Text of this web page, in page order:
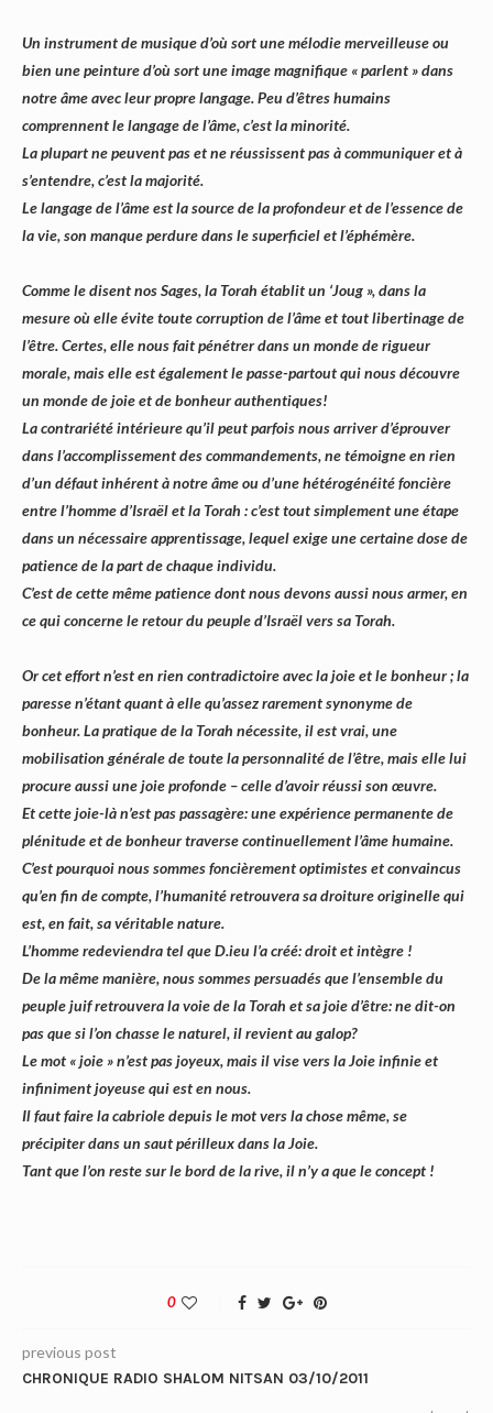
Un instrument de musique d’où sort une mélodie merveilleuse ou
bien une peinture d’où sort une image magnifique « parlent » dans
notre âme avec leur propre langage. Peu d’êtres humains
comprennent le langage de l’âme, c’est la minorité.
La plupart ne peuvent pas et ne réussissent pas à communiquer et à
s’entendre, c’est la majorité.
Le langage de l’âme est la source de la profondeur et de l’essence de
la vie, son manque perdure dans le superficiel et l’éphémère.
Comme le disent nos Sages, la Torah établit un ‘Joug », dans la
mesure où elle évite toute corruption de l’âme et tout libertinage de
l’être. Certes, elle nous fait pénétrer dans un monde de rigueur
morale, mais elle est également le passe-partout qui nous découvre
un monde de joie et de bonheur authentiques!
La contrariété intérieure qu’il peut parfois nous arriver d’éprouver
dans l’accomplissement des commandements, ne témoigne en rien
d’un défaut inhérent à notre âme ou d’une hétérogénéité foncière
entre l’homme d’Israël et la Torah : c’est tout simplement une étape
dans un nécessaire apprentissage, lequel exige une certaine dose de
patience de la part de chaque individu.
C’est de cette même patience dont nous devons aussi nous armer, en
ce qui concerne le retour du peuple d’Israël vers sa Torah.
Or cet effort n’est en rien contradictoire avec la joie et le bonheur ; la
paresse n’étant quant à elle qu’assez rarement synonyme de
bonheur. La pratique de la Torah nécessite, il est vrai, une
mobilisation générale de toute la personnalité de l’être, mais elle lui
procure aussi une joie profonde – celle d’avoir réussi son œuvre.
Et cette joie-là n’est pas passagère: une expérience permanente de
plénitude et de bonheur traverse continuellement l’âme humaine.
C’est pourquoi nous sommes foncièrement optimistes et convaincus
qu’en fin de compte, l’humanité retrouvera sa droiture originelle qui
est, en fait, sa véritable nature.
L’homme redeviendra tel que D.ieu l’a créé: droit et intègre !
De la même manière, nous sommes persuadés que l’ensemble du
peuple juif retrouvera la voie de la Torah et sa joie d’être: ne dit-on
pas que si l’on chasse le naturel, il revient au galop?
Le mot « joie » n’est pas joyeux, mais il vise vers la Joie infinie et
infiniment joyeuse qui est en nous.
Il faut faire la cabriole depuis le mot vers la chose même, se
précipiter dans un saut périlleux dans la Joie.
Tant que l’on reste sur le bord de la rive, il n’y a que le concept !
0
previous post
CHRONIQUE RADIO SHALOM NITSAN 03/10/2011